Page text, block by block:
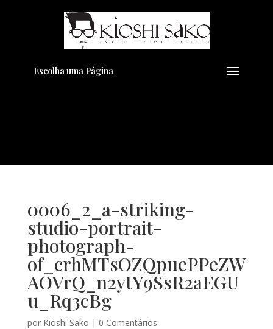
Escolha uma Página
0006_2_a-striking-
studio-portrait-
photograph-
of_crhMTsOZQpuePPeZW
AOVrQ_n2ytY9SsR2aEGU
u_Rq3cBg
por Kioshi Sako | 0 Comentários
Pensando em transformar seu
Visual??